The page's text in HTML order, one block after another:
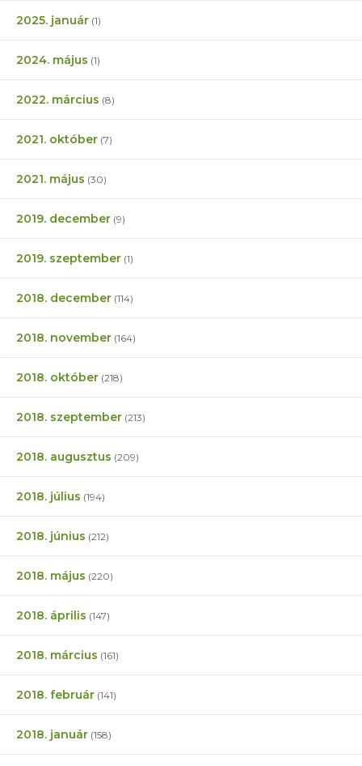
2025. január (1)
2024. május (1)
2022. március (8)
2021. október (7)
2021. május (30)
2019. december (9)
2019. szeptember (1)
2018. december (114)
2018. november (164)
2018. október (218)
2018. szeptember (213)
2018. augusztus (209)
2018. július (194)
2018. június (212)
2018. május (220)
2018. április (147)
2018. március (161)
2018. február (141)
2018. január (158)